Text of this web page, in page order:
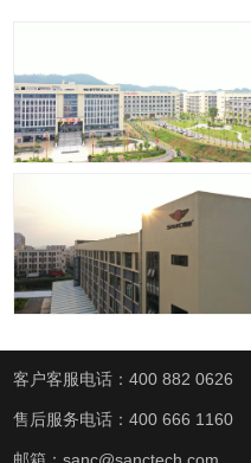
客户客服电话：400 882 0626
售后服务电话：400 666 1160